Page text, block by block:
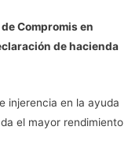
Compromis en
de hacienda
injerencia en la ayuda
el mayor rendimiento